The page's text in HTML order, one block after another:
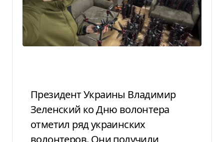
Президент Украины Владимир
Зеленский ко Дню волонтера
отметил ряд украинских
волонтеров. Они получили